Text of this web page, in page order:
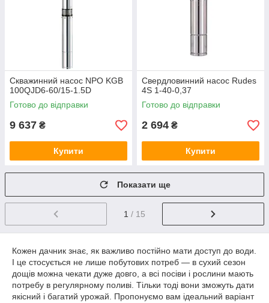
Скважинний насос NPO KGB
100QJD6-60/15-1.5D
Готово до відправки
9 637 ₴
Купити
Свердловинний насос Rudes
4S 1-40-0,37
Готово до відправки
2 694 ₴
Купити
Показати ще
1 / 15
Кожен дачник знає, як важливо постійно мати доступ до води.
І це стосується не лише побутових потреб — в сухий сезон
дощів можна чекати дуже довго, а всі посіви і рослини мають
потребу в регулярному поливі. Тільки тоді вони зможуть дати
якісний і багатий урожай. Пропонуємо вам ідеальний варіант